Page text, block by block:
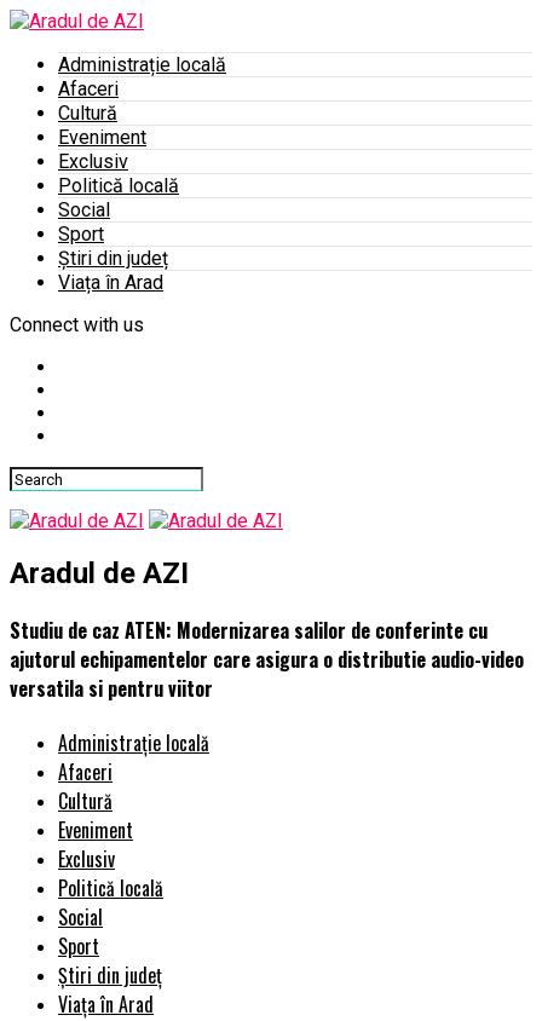
Administrație locală
Afaceri
Cultură
Eveniment
Exclusiv
Politică locală
Social
Sport
Știri din județ
Viața în Arad
Connect with us
Aradul de AZI
Studiu de caz ATEN: Modernizarea salilor de conferinte cu
ajutorul echipamentelor care asigura o distributie audio-video
versatila si pentru viitor
Administrație locală
Afaceri
Cultură
Eveniment
Exclusiv
Politică locală
Social
Sport
Știri din județ
Viața în Arad